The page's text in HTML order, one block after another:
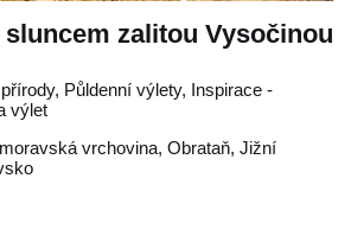
sluncem zalitou Vysočinou
Půldenní výlety, Inspirace -
výlet
vrchovina, Obrataň, Jižní